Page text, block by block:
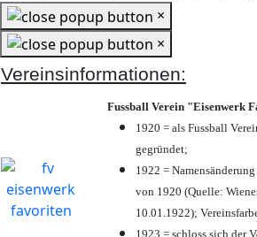
×
×
Vereinsinformationen:
Fussball Verein "Eisenwerk
1920 = als Fussball
gegründet;
1922 =
von 1920 (Quelle:
10.01.1922);
1923 = schloss sich der